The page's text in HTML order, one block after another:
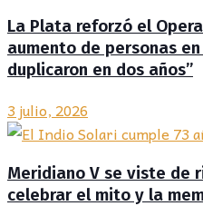
La Plata reforzó el
aumento de personas
duplicaron en dos años”
3 julio, 2026
Meridiano V se viste de
celebrar el mito y la